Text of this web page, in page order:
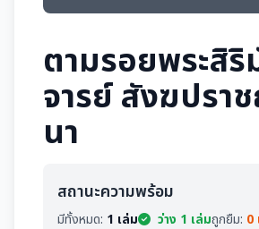
ตามรอยพระสิริ
จารย์ สังฆปรา
นา
สถานะความพร้อม
มีทั้งหมด: 1 เล่ม ว่าง 1 เล่มถูกยืม: 0